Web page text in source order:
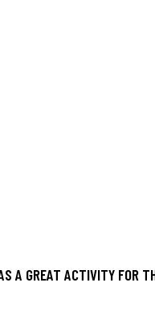
A GREAT ACTIVITY FOR